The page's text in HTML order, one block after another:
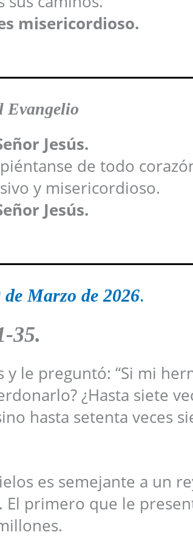
misericordioso.
Evangelio
Jesús.
de todo
y misericordioso.
Jesús.
Marzo de 2026.
35.
y le preguntó: “Si mi
¿Hasta siete
hasta setenta veces
es semejante a un
El primero que le